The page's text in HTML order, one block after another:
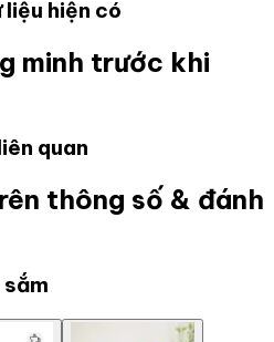
hiện có
minh trước khi
quan
thông số & đánh
sắm